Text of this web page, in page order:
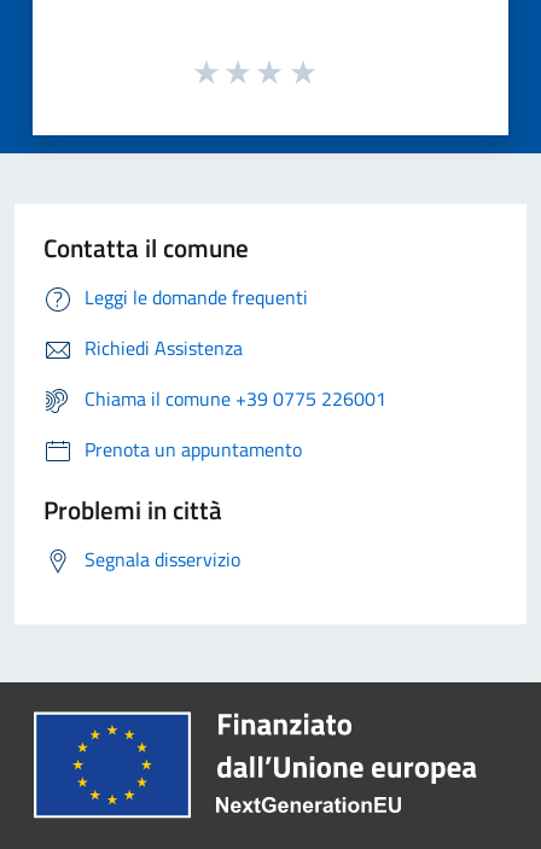
Contatta il comune
Leggi le domande frequenti
Richiedi Assistenza
Chiama il comune +39 0775 226001
Prenota un appuntamento
Problemi in città
Segnala disservizio